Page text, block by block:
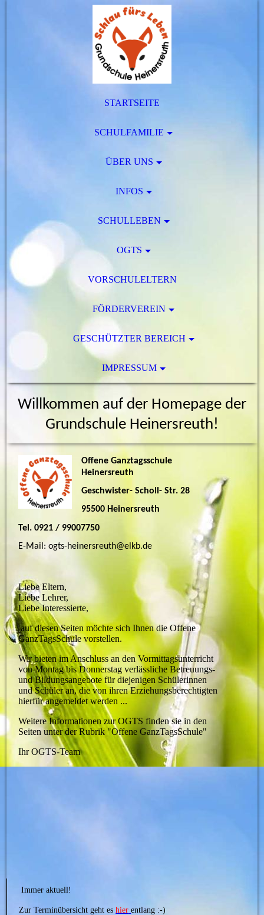
STARTSEITE
SCHULFAMILIE
ÜBER UNS
INFOS
SCHULLEBEN
OGTS
VORSCHULELTERN
FÖRDERVEREIN
GESCHÜTZTER BEREICH
IMPRESSUM
Willkommen auf der Homepage der
Grundschule Heinersreuth!
Offene Ganztagsschule
Heinersreuth
Geschwister- Scholl- Str. 28
95500 Heinersreuth
Tel. 0921 / 99007750
E-Mail: ogts-heinersreuth@elkb.de
Liebe Eltern,
Liebe Lehrer,
Liebe Interessierte,
auf diesen Seiten möchte sich Ihnen die Offene
GanzTagsSchule vorstellen.
Wir bieten im Anschluss an den Vormittagsunterricht
von Montag bis Donnerstagverlässliche Betreuungs-
und Bildungsangebotefür diejenigen Schülerinnen
und Schüler an, die von ihren Erziehungsberechtigten
hierfür angemeldet werden ...
Weitere Informationen zur OGTS finden sie in den
Seiten unter der Rubrik "Offene GanzTagsSchule"
Ihr OGTS-Team
Immer aktuell!
Zur Terminübersicht geht eshier entlang :-)